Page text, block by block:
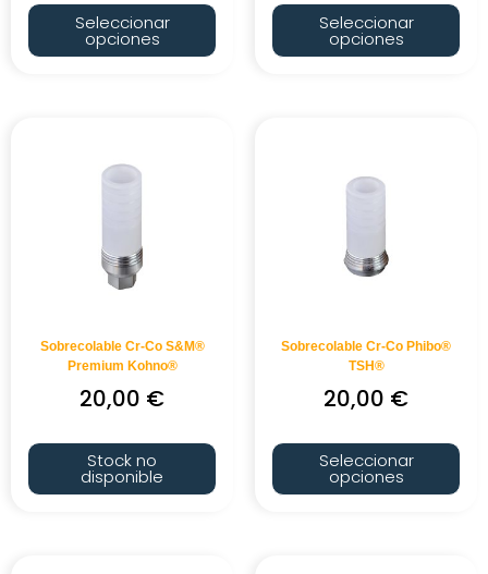
Seleccionar
opciones
Seleccionar
opciones
Sobrecolable Cr-Co S&M®
Premium Kohno®
20,00 €
Stock no
disponible
Sobrecolable Cr-Co Phibo®
TSH®
20,00 €
Seleccionar
opciones